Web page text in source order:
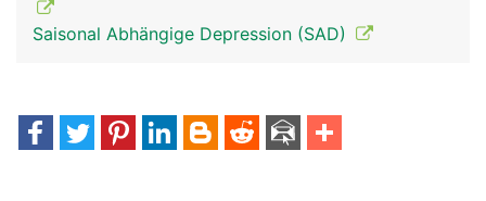
Epiphyse-
Epiphyse-
Saisonal Abhängige Depression (SAD)